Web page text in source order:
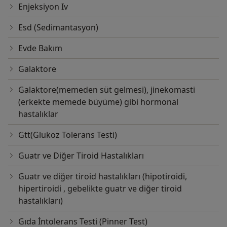
Enjeksiyon Iv
Esd (Sedimantasyon)
Evde Bakım
Galaktore
Galaktore(memeden süt gelmesi), jinekomasti
(erkekte memede büyüme) gibi hormonal
hastalıklar
Gtt(Glukoz Tolerans Testi)
Guatr ve Diğer Tiroid Hastalıkları
Guatr ve diğer tiroid hastalıkları (hipotiroidi,
hipertiroidi , gebelikte guatr ve diğer tiroid
hastalıkları)
Gıda İntolerans Testi (Pinner Test)